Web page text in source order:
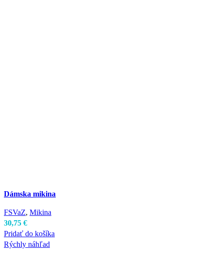
Dámska mikina
FSVaZ, Mikina
30,75 €
Pridať do košíka
Rýchly náhľad